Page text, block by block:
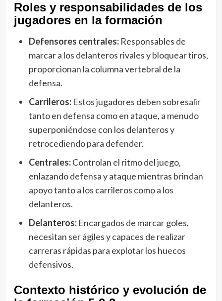
Roles y responsabilidades de los
jugadores en la formación
Defensores centrales:Responsables de
marcar a los delanteros rivales y bloquear tiros,
proporcionan la columna vertebral de la
defensa.
Carrileros:Estos jugadores deben sobresalir
tanto en defensa como en ataque, a menudo
superponiéndose con los delanteros y
retrocediendo para defender.
Centrales:Controlan el ritmo del juego,
enlazando defensa y ataque mientras brindan
apoyo tanto a los carrileros como a los
delanteros.
Delanteros:Encargados de marcar goles,
necesitan ser ágiles y capaces de realizar
carreras rápidas para explotar los huecos
defensivos.
Contexto histórico y evolución de